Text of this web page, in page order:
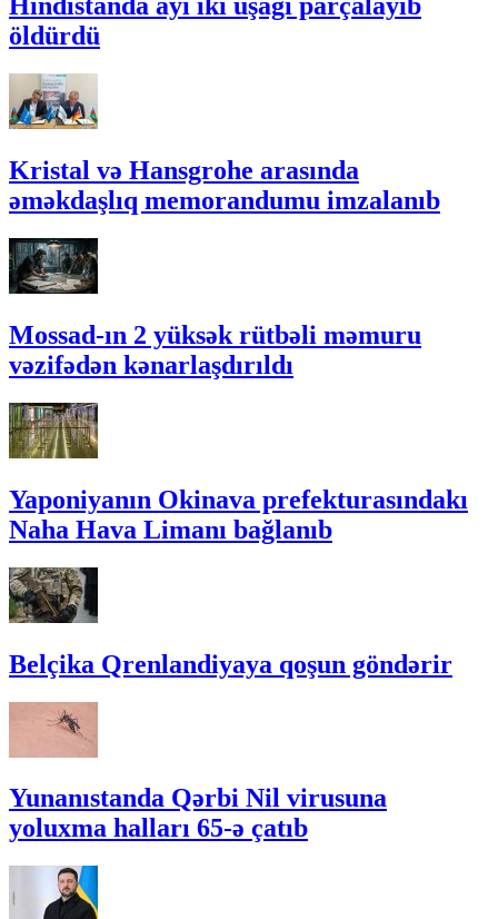
Hindistanda ayı iki uşağı parçalayıb
öldürdü
Kristal və Hansgrohe arasında
əməkdaşlıq memorandumu imzalanıb
Mossad-ın 2 yüksək rütbəli məmuru
vəzifədən kənarlaşdırıldı
Yaponiyanın Okinava prefekturasındakı
Naha Hava Limanı bağlanıb
Belçika Qrenlandiyaya qoşun göndərir
Yunanıstanda Qərbi Nil virusuna
yoluxma halları 65-ə çatıb